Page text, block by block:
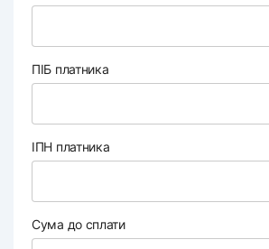
ПІБ платника
ІПН платника
Сума до сплати